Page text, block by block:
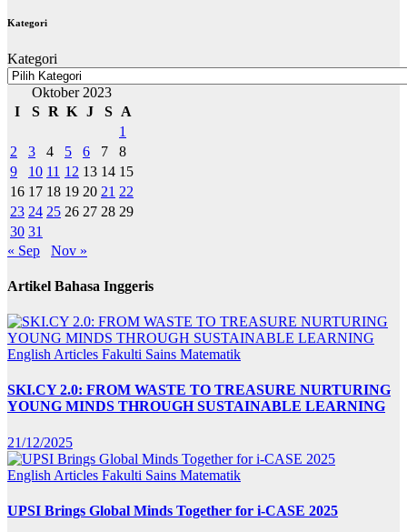
Kategori
Kategori
Oktober 2023
I
S R K J S
A
1
2
3 4 5 6 7
8
9
10 11 12 13 14 15
16 17 18 19 20 21 22
23 24 25 26 27 28 29
30 31
« Sep
Nov »
Artikel Bahasa Inggeris
English Articles Fakulti Sains Matematik
SKI.CY 2.0: FROM WASTE TO TREASURE NURTURING
YOUNG MINDS THROUGH SUSTAINABLE LEARNING
21/12/2025
English Articles Fakulti Sains Matematik
UPSI Brings Global Minds Together for i-CASE 2025